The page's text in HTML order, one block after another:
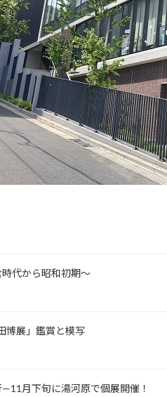
代から昭和初期～
博展」鑑賞と模写
月下旬に湯河原で個展開催！